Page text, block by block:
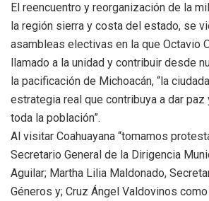
El reencuentro y reorganización de la
la región sierra y costa del estado, se
asambleas electivas en la que Octavio
llamado a la unidad y contribuir desde
la pacificación de Michoacán, “la
estrategia real que contribuya a dar paz
toda la población”.
Al visitar Coahuayana “tomamos
Secretario General de la Dirigencia
Aguilar; Martha Lilia Maldonado,
Géneros y; Cruz Ángel Valdovinos